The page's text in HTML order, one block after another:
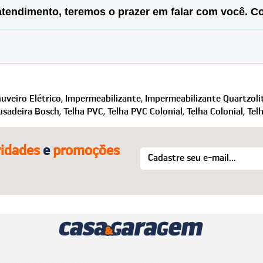
mail e senha. Lá você encontra todas as informações de
conosco!
teremos o prazer em falar com você.
contato por um de nossos canais e solicite a troca/
Elétrico, Impermeabilizante, Impermeabilizante
Bosch, Telha PVC, Telha PVC Colonial, Telha Colonial,
epromoções